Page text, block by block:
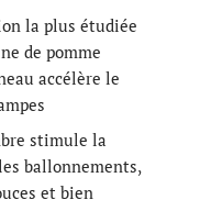
la plus étudiée
de pomme
accélère le
stimule la
ballonnements,
et bien